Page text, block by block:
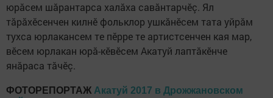
юрăсем шăрантарса халăха савăнтарчӗç. Ял
тăрăхӗсенчен килнӗ фольклор ушкăнӗсем тата уйрăм
тухса юрлакансем те пӗрре те артистсенчен кая мар,
вӗсем юрлакан юрă-кӗвӗсем Акатуй лаптăкӗнче
янăраса тăчӗç.
ФОТОРЕПОРТАЖ Акатуй 2017 в Дрожжановском